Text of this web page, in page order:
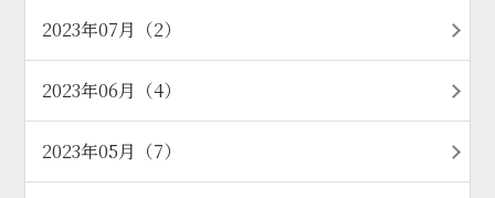
2023年07月（2）
2023年06月（4）
2023年05月（7）